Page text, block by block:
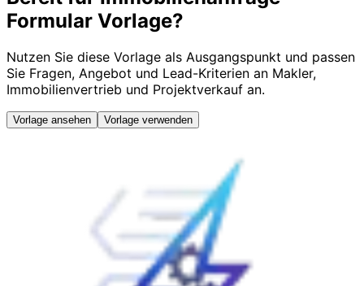
Formular Vorlage?
Nutzen Sie diese Vorlage als Ausgangspunkt und passen
Sie Fragen, Angebot und Lead-Kriterien an Makler,
Immobilienvertrieb und Projektverkauf an.
Vorlage ansehen Vorlage verwenden